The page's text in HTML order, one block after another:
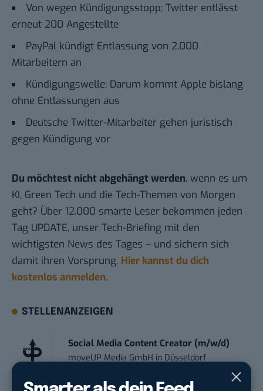
Von wegen Kündigungsstopp: Twitter entlässt
erneut 200 Angestellte
PayPal kündigt Entlassung von 2.000
Mitarbeitern an
Kündigungswelle: Darum kommt Apple bislang
ohne Entlassungen aus
Deutsche Twitter-Mitarbeiter gehen juristisch
gegen Kündigung vor
Du möchtest nicht abgehängt werden, wenn es um
KI, Green Tech und die Tech-Themen von Morgen
geht? Über 12.000 smarte Leser bekommen jeden
Tag UPDATE, unser Tech-Briefing mit den
wichtigsten News des Tages – und sichern sich
damit ihren Vorsprung. Hier kannst du dich
kostenlos anmelden.
STELLENANZEIGEN
Social Media Content Creator (m/w/d)
moveUP Media GmbH in Düsseldorf